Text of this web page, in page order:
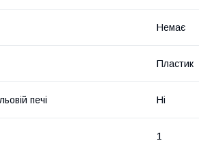
Немає
Пластик
печі Ні
1